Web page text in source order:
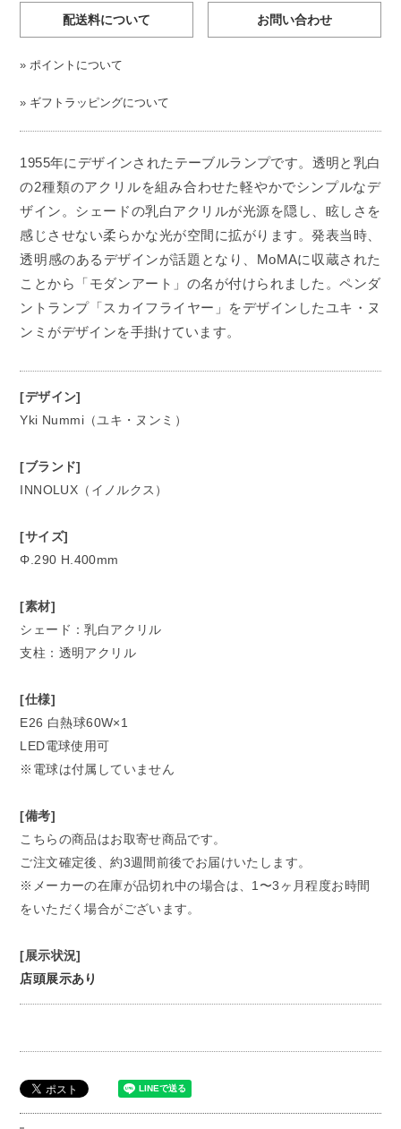
配送料について お問い合わせ
» ポイントについて
» ギフトラッピングについて
1955年にデザインされたテーブルランプです。透明と乳白
の2種類のアクリルを組み合わせた軽やかでシンプルなデ
ザイン。シェードの乳白アクリルが光源を隠し、眩しさを
感じさせない柔らかな光が空間に拡がります。発表当時、
透明感のあるデザインが話題となり、MoMAに収蔵された
ことから「モダンアート」の名が付けられました。ペンダ
ントランプ「スカイフライヤー」をデザインしたユキ・ヌ
ンミがデザインを手掛けています。
[デザイン]
Yki Nummi（ユキ・ヌンミ）
[ブランド]
INNOLUX（イノルクス）
[サイズ]
Φ.290 H.400mm
[素材]
シェード：乳白アクリル
支柱：透明アクリル
[仕様]
E26 白熱球60W×1
LED電球使用可
※電球は付属していません
[備考]
こちらの商品はお取寄せ商品です。
ご注文確定後、約3週間前後でお届けいたします。
※メーカーの在庫が品切れ中の場合は、1〜3ヶ月程度お時間
をいただく場合がございます。
[展示状況]
店頭展示あり